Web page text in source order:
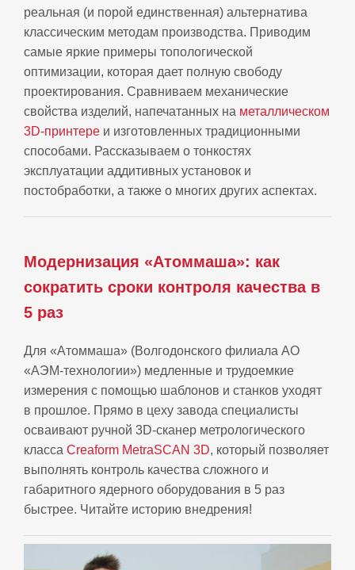
реальная (и порой единственная) альтернатива
классическим методам производства. Приводим
самые яркие примеры топологической
оптимизации, которая дает полную свободу
проектирования. Сравниваем механические
свойства изделий, напечатанных на металлическом
3D-принтере и изготовленных традиционными
способами. Рассказываем о тонкостях
эксплуатации аддитивных установок и
постобработки, а также о многих других аспектах.
Модернизация «Атоммаша»: как
сократить сроки контроля качества в
5 раз
Для «Атоммаша» (Волгодонского филиала АО
«АЭМ‑технологии») медленные и трудоемкие
измерения с помощью шаблонов и станков уходят
в прошлое. Прямо в цеху завода специалисты
осваивают ручной 3D-сканер метрологического
класса Creaform MetraSCAN 3D, который позволяет
выполнять контроль качества сложного и
габаритного ядерного оборудования в 5 раз
быстрее. Читайте историю внедрения!